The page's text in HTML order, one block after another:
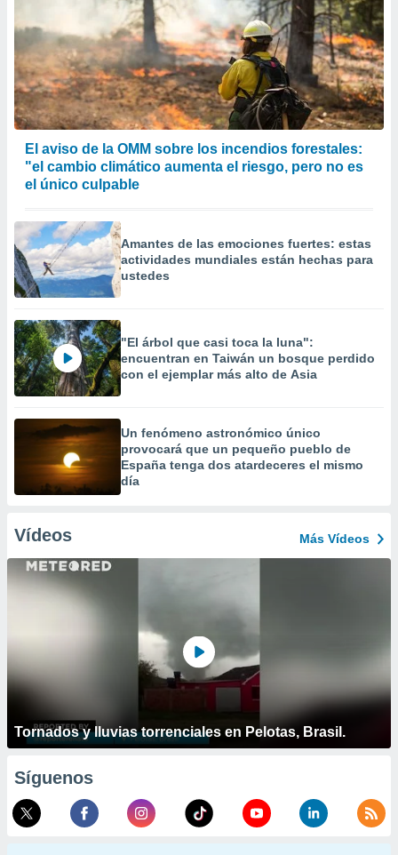
El aviso de la OMM sobre los incendios forestales:
"el cambio climático aumenta el riesgo, pero no es
el único culpable
Amantes de las emociones fuertes: estas
actividades mundiales están hechas para
ustedes
"El árbol que casi toca la luna":
encuentran en Taiwán un bosque perdido
con el ejemplar más alto de Asia
Un fenómeno astronómico único
provocará que un pequeño pueblo de
España tenga dos atardeceres el mismo
día
Vídeos Más Vídeos
Tornados y lluvias torrenciales en Pelotas, Brasil.
Síguenos